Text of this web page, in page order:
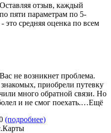
Оставляя отзыв, каждый
пяти параметрам по 5-
это средняя оценка по всем
не возникнет проблема.
приобрели путевку
много обратной связи. Но
и не смог поехать.…Ещё
(подробнее)